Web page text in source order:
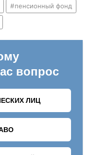
пенсионный фонд